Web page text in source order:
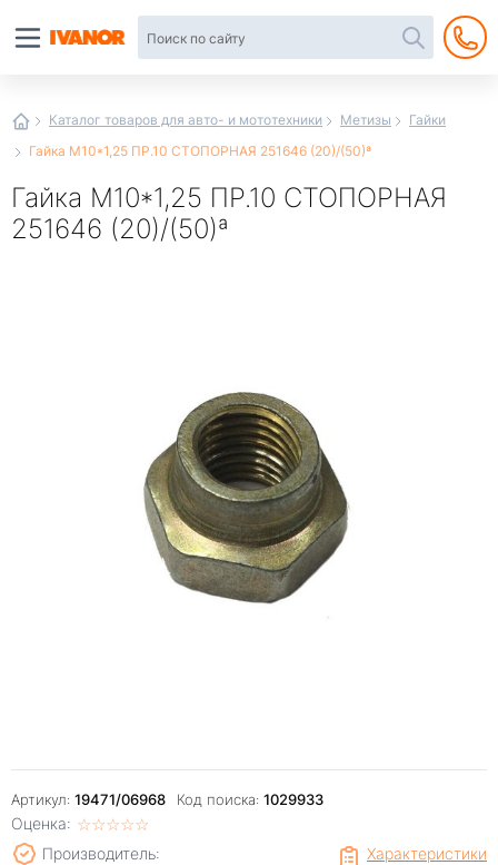
Каталог товаров для авто- и мототехники Метизы
Гайки
Гайка М10*1,25 ПР.10 СТОПОРНАЯ 251646 (20)/(50)ª
Гайка М10*1,25 ПР.10 СТОПОРНАЯ
251646 (20)/(50)ª
Артикул: 19471/06968 Код поиска: 1029933
Оценка: ☆☆☆☆☆
★★★★★
Характеристики
Производитель:
интернет-